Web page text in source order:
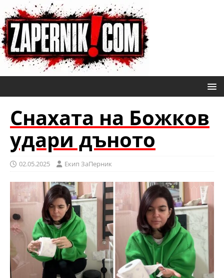
Снахата на Божков
удари дъното
02.05.2025 Eкип ЗаПерник